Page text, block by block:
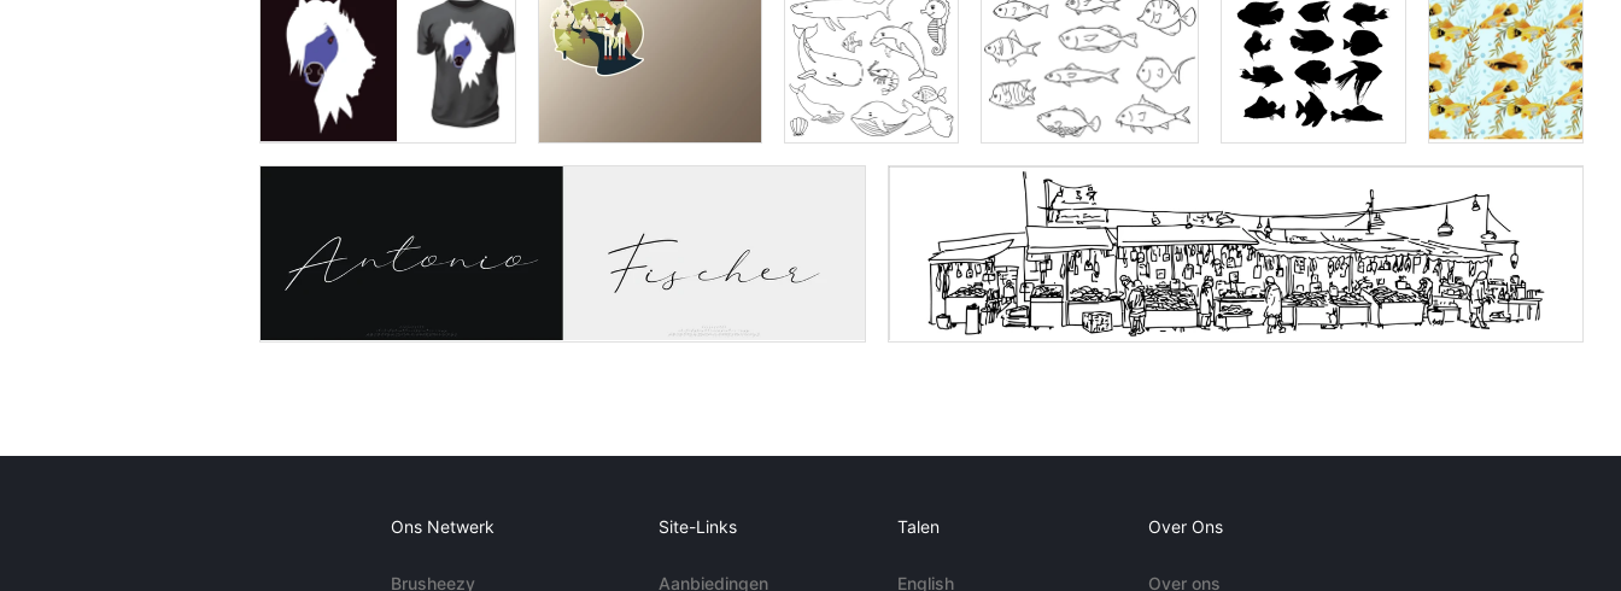
Ons Netwerk
Brusheezy
Site-Links
Aanbiedingen
Talen
English
Over Ons
Over ons